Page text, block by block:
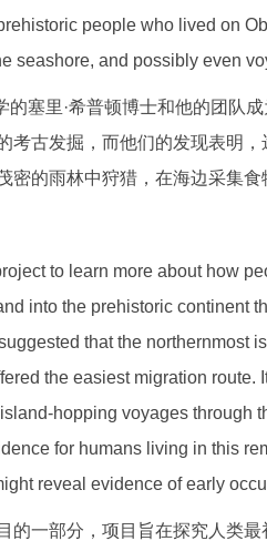
people who lived on
seashore, and possibly even
塞里·希普顿博士和他的团队
考古发掘，而他们的发现表明
的雨林中狩猎，在海边采集食
to learn more about how
into the prehistoric continent
that the northernmost
the easiest migration
island-hopping voyages
for humans living in this
reveal evidence of early
的一部分，项目旨在探究人类